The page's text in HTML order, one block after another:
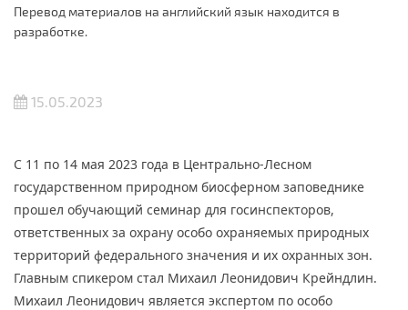
Перевод материалов на английский язык находится в
разработке.
15.05.2023
С 11 по 14 мая 2023 года в Центрально-Лесном
государственном природном биосферном заповеднике
прошел обучающий семинар для госинспекторов,
ответственных за охрану особо охраняемых природных
территорий федерального значения и их охранных зон.
Главным спикером стал Михаил Леонидович Крейндлин.
Михаил Леонидович является экспертом по особо